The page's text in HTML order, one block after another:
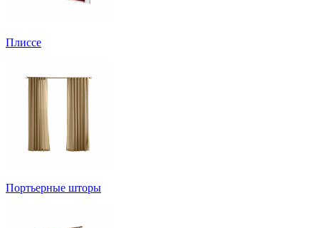
Плиссе
Портьерные шторы